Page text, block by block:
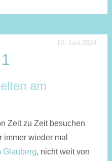
10. Juni 2024
am
Zeit zu Zeit besuchen
immer wieder mal
Glauberg, nicht weit von